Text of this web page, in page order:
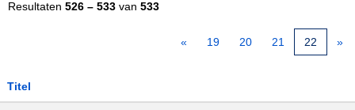
Resultaten 526 – 533 van 533
« 19 20 21 22 »
Titel